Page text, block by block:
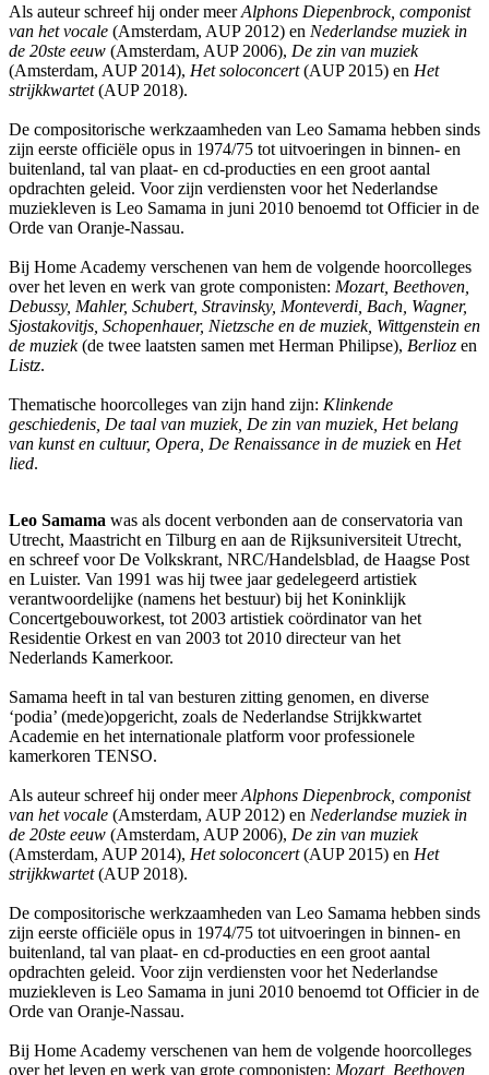
Als auteur schreef hij onder meerAlphons Diepenbrock, componist
van het vocale (Amsterdam, AUP 2012) en Nederlandse muziek in
de 20ste eeuw (Amsterdam, AUP 2006), De zin van muziek
(Amsterdam, AUP 2014), Het soloconcert(AUP 2015) en Het
strijkkwartet(AUP 2018).
De compositorische werkzaamheden van Leo Samama hebben sinds
zijn eerste officiële opus in 1974/75 tot uitvoeringen in binnen- en
buitenland, tal van plaat- en cd-producties en een groot aantal
opdrachten geleid. Voor zijn verdiensten voor het Nederlandse
muziekleven is Leo Samama in juni 2010 benoemd tot Officier in de
Orde van Oranje-Nassau.
Bij Home Academy verschenen van hem de volgende hoorcolleges
over het leven en werk van grote componisten: Mozart, Beethoven,
Debussy, Mahler, Schubert, Stravinsky, Monteverdi, Bach, Wagner,
Sjostakovitjs, Schopenhauer, Nietzsche en de muziek, Wittgenstein en
de muziek(de twee laatsten samen met Herman Philipse), Berlioz en
Listz.
Thematische hoorcolleges van zijn hand zijn: Klinkende
geschiedenis, De taal van muziek, De zin van muziek, Het belang
van kunst en cultuur, Opera, De Renaissance in de muzieken Het
lied.
Leo Samama was als docent verbonden aan de conservatoria van
Utrecht, Maastricht en Tilburg en aan de Rijksuniversiteit Utrecht,
en schreef voor De Volkskrant, NRC/Handelsblad, de Haagse Post
en Luister. Van 1991 was hij twee jaar gedelegeerd artistiek
verantwoordelijke (namens het bestuur) bij het Koninklijk
Concertgebouworkest, tot 2003 artistiek coördinator van het
Residentie Orkest en van 2003 tot 2010 directeur van het
Nederlands Kamerkoor.
Samama heeft in tal van besturen zitting genomen, en diverse
‘podia’ (mede)opgericht, zoals de Nederlandse Strijkkwartet
Academie en het internationale platform voor professionele
kamerkoren TENSO.
Als auteur schreef hij onder meerAlphons Diepenbrock, componist
van het vocale (Amsterdam, AUP 2012) en Nederlandse muziek in
de 20ste eeuw (Amsterdam, AUP 2006), De zin van muziek
(Amsterdam, AUP 2014), Het soloconcert(AUP 2015) en Het
strijkkwartet(AUP 2018).
De compositorische werkzaamheden van Leo Samama hebben sinds
zijn eerste officiële opus in 1974/75 tot uitvoeringen in binnen- en
buitenland, tal van plaat- en cd-producties en een groot aantal
opdrachten geleid. Voor zijn verdiensten voor het Nederlandse
muziekleven is Leo Samama in juni 2010 benoemd tot Officier in de
Orde van Oranje-Nassau.
Bij Home Academy verschenen van hem de volgende hoorcolleges
over het leven en werk van grote componisten: Mozart, Beethoven,